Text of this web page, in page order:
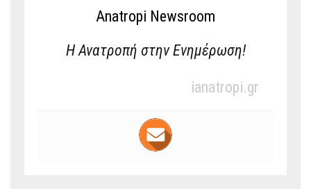
Anatropi Newsroom
Η Ανατροπή στην Ενημέρωση!
ianatropi.gr